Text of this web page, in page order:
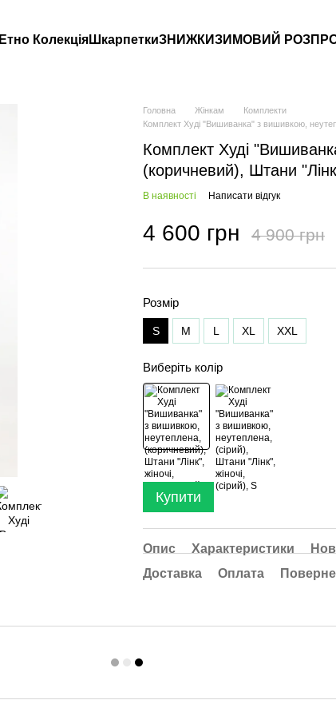
Етно КолекціяШкарпеткиЗНИЖКИЗИМОВИЙ
Головна Жінкам
Комплекти
Комплект Худі "Вишиванка" з вишивкою,
Комплект Худі
(коричневий), Штани
В наявності Написати відгук
4 600 грн 4 900 грн
Розмір
S M L XL XXL
Виберіть колір
Купити
Опис Характеристики
Доставка
Оплата